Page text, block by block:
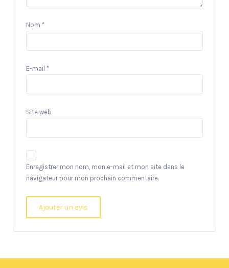
Nom *
E-mail *
Site web
Enregistrer mon nom, mon e-mail et mon site dans le
navigateur pour mon prochain commentaire.